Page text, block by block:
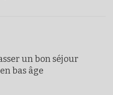
un bon séjour
bas âge